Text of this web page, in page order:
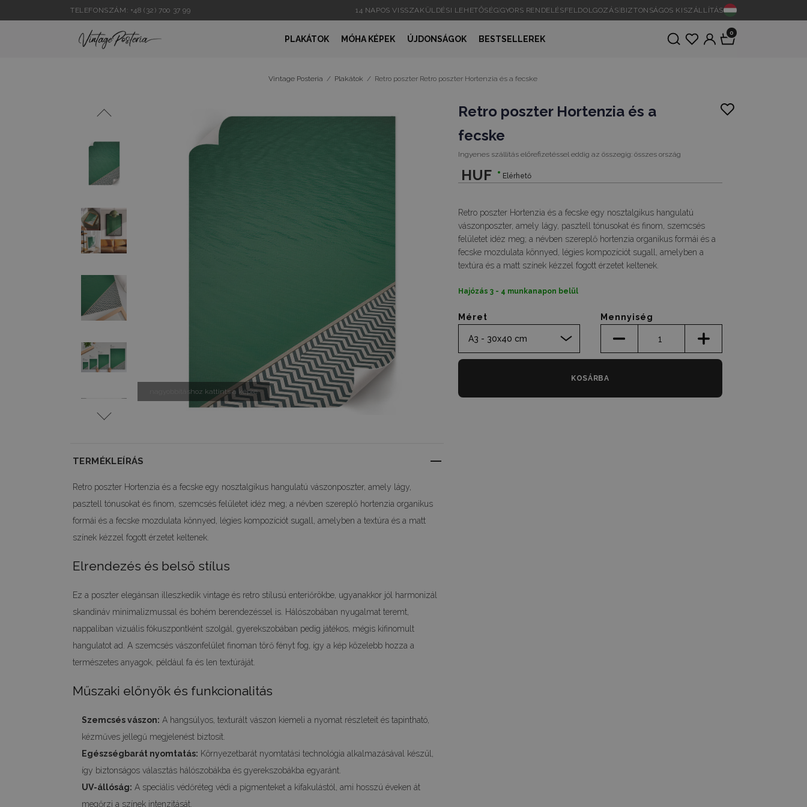
TELEFONSZÁM: +48 (32) 700 37 99 14 NAPOS VISSZAKÜLDÉSI LEHETŐSÉG |GYORS RENDELÉSFELDOLGOZÁS BIZTONSÁGOS KISZÁLLÍTÁS
PLAKÁTOK MÓHA KÉPEK ÚJDONSÁGOK BESTSELLEREK
0
Vintage Posteria / Plakátok / Retro poszter Retro poszter Hortenzia és a fecske
nagyobbításhoz kattints a képre
Retro poszter Hortenzia és a
fecske
Ingyenes szállítás előrefizetéssel eddig az összegig: összes ország
HUF Elérhető
Retro poszter Hortenzia és a fecske egy nosztalgikus hangulatú
vászonposzter, amely lágy, pasztell tónusokat és finom, szemcsés
felületet idéz meg; a névben szereplő hortenzia organikus formái és a
fecske mozdulata könnyed, légies kompozíciót sugall, amelyben a
textúra és a matt színek kézzel fogott érzetet keltenek.
Hajózás 3 - 4 munkanapon belül
Méret
A3 - 30x40 cm
Mennyiség
KOSÁRBA
TERMÉKLEÍRÁS
Retro poszter Hortenzia és a fecske egy nosztalgikus hangulatú vászonposzter, amely lágy,
pasztell tónusokat és finom, szemcsés felületet idéz meg; a névben szereplő hortenzia organikus
formái és a fecske mozdulata könnyed, légies kompozíciót sugall, amelyben a textúra és a matt
színek kézzel fogott érzetet keltenek.
Elrendezés és belső stílus
Ez a poszter elegánsan illeszkedik vintage és retro stílusú enteriőrökbe, ugyanakkor jól harmonizál
skandináv minimalizmussal és bohém berendezéssel is. Hálószobában nyugalmat teremt,
nappaliban vizuális fókuszpontként szolgál, gyerekszobában pedig játékos, mégis kifinomult
hangulatot ad. A szemcsés vászonfelület finoman törő fényt fog, így a kép közelebb hozza a
természetes anyagok, például fa és len textúráját.
Műszaki előnyök és funkcionalitás
Szemcsés vászon: A hangsúlyos, texturált vászon kiemeli a nyomat részleteit és tapintható,
kézműves jellegű megjelenést biztosít.
Egészségbarát nyomtatás: Környezetbarát nyomtatási technológia alkalmazásával készül,
így biztonságos választás hálószobákba és gyerekszobákba egyaránt.
UV-állóság: A speciális védőréteg védi a pigmenteket a kifakulástól, ami hosszú éveken át
megőrzi a színek intenzitását.